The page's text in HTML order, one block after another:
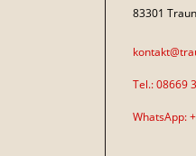
83301
Tel.:08669
WhatsApp: